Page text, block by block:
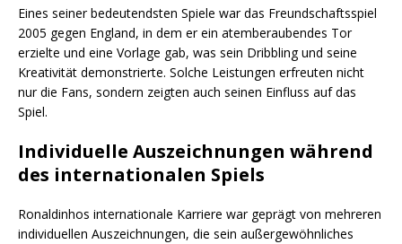
Eines seiner bedeutendsten Spiele war das Freundschaftsspiel
2005 gegen England, in dem er ein atemberaubendes Tor
erzielte und eine Vorlage gab, was sein Dribbling und seine
Kreativität demonstrierte. Solche Leistungen erfreuten nicht
nur die Fans, sondern zeigten auch seinen Einfluss auf das
Spiel.
Individuelle Auszeichnungen während
des internationalen Spiels
Ronaldinhos internationale Karriere war geprägt von mehreren
individuellen Auszeichnungen, die sein außergewöhnliches